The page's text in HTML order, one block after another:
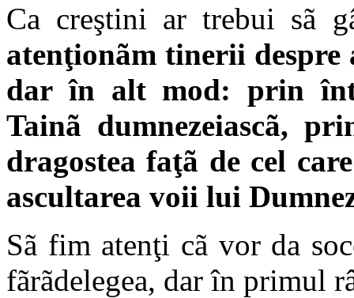
Ca creştini ar trebui sã
atenţionãm tinerii despre
dar în alt mod: prin
Tainã dumnezeiascã,
dragostea faţã de cel
ascultarea voii lui
Sã fim atenţi cã vor da
fãrãdelegea, dar în primul